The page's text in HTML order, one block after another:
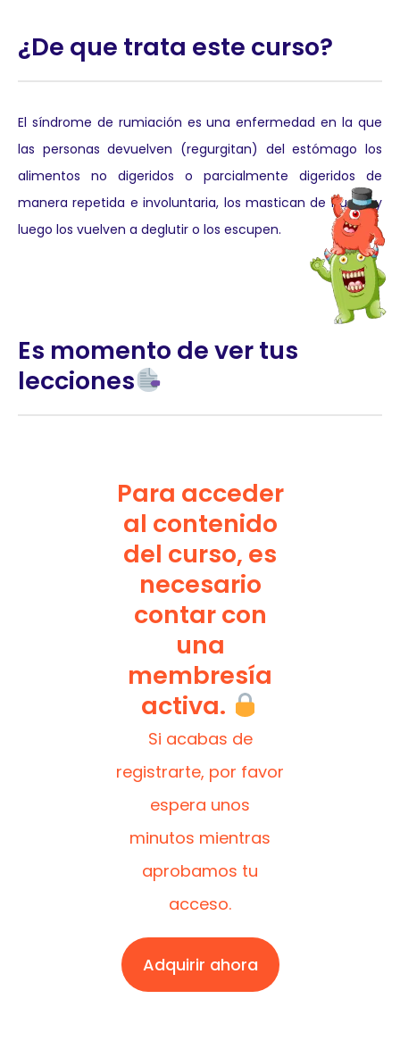
¿De que trata este curso?
El síndrome de rumiación es una enfermedad en la que
las personas devuelven (regurgitan) del estómago los
alimentos no digeridos o parcialmente digeridos de
manera repetida e involuntaria, los mastican de nuevo y
luego los vuelven a deglutir o los escupen.
Es momento de ver tus
lecciones
Para acceder
al contenido
del curso, es
necesario
contar con
una
membresía
activa.
Si acabas de
registrarte, por favor
espera unos
minutos mientras
aprobamos tu
acceso.
Adquirir ahora